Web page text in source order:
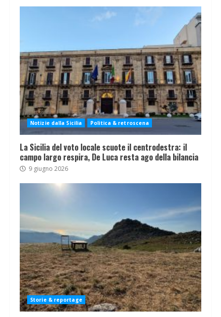
Notizie dalla Sicilia Politica & retroscena
La Sicilia del voto locale scuote il centrodestra: il
campo largo respira, De Luca resta ago della bilancia
9 giugno 2026
Storie & reportage